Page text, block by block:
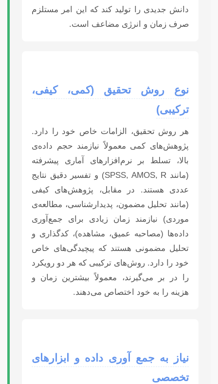
دانش جدیدی را تولید کند که این امر مستلزم
صرف زمان و انرژی مضاعف است.
نوع روش تحقیق (کمی، کیفی،
ترکیبی)
هر روش تحقیق، الزامات خاص خود را دارد.
پژوهش‌های کمی معمولاً نیازمند حجم داده‌ی
بالا، تسلط بر نرم‌افزارهای آماری پیشرفته
(مانند SPSS, AMOS, R) و تفسیر دقیق نتایج
عددی هستند. در مقابل، پژوهش‌های کیفی
(مانند تحلیل مضمون، پدیدارشناسی، مطالعه‌ی
موردی) نیازمند زمان زیادی برای جمع‌آوری
داده‌ها (مصاحبه عمیق، مشاهده)، کدگذاری و
تحلیل مضمونی هستند که پیچیدگی‌های خاص
خود را دارد. روش‌های ترکیبی که هر دو رویکرد
را در بر می‌گیرند، معمولاً بیشترین زمان و
هزینه را به خود اختصاص می‌دهند.
نیاز به جمع آوری داده و ابزارهای
تخصصی